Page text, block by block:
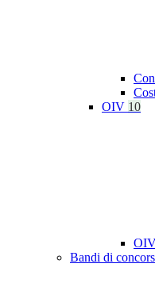
OIV 10
Bandi di